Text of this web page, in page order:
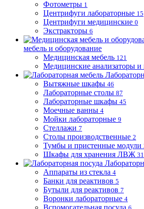
Фотометры 1
Центрифуги лабораторные 15
Центрифуги медицинские 0
Экстракторы 6
мебель и оборудование
Медицинская мебель 121
Медицинские анализаторы и
Вытяжные шкафы 46
Лабораторные столы 87
Лабораторные шкафы 45
Моечные ванны 4
Мойки лабораторные 9
Стеллажи 7
Столы производственные 2
Тумбы и пристенные модули
Шкафы для хранения ЛВЖ 31
Аппараты из стекла 4
Банки для реактивов 5
Бутыли для реактивов 7
Воронки лабораторные 4
Вспомогательная посуда